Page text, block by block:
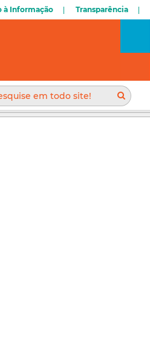
à Informação Transparência